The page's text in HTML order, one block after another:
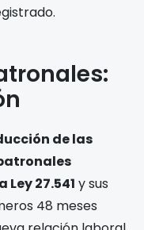
de las
27.541 y sus
48 meses